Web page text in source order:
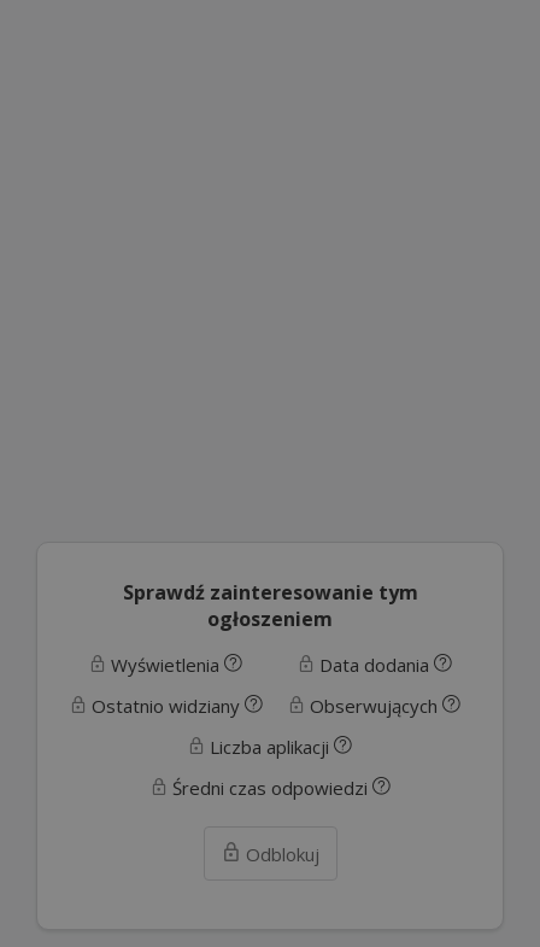
Sprawdź zainteresowanie tym
ogłoszeniem
Wyświetlenia
Data dodania
Ostatnio widziany
Obserwujących
Liczba aplikacji
Średni czas odpowiedzi
Odblokuj